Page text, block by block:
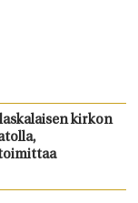
kirkon